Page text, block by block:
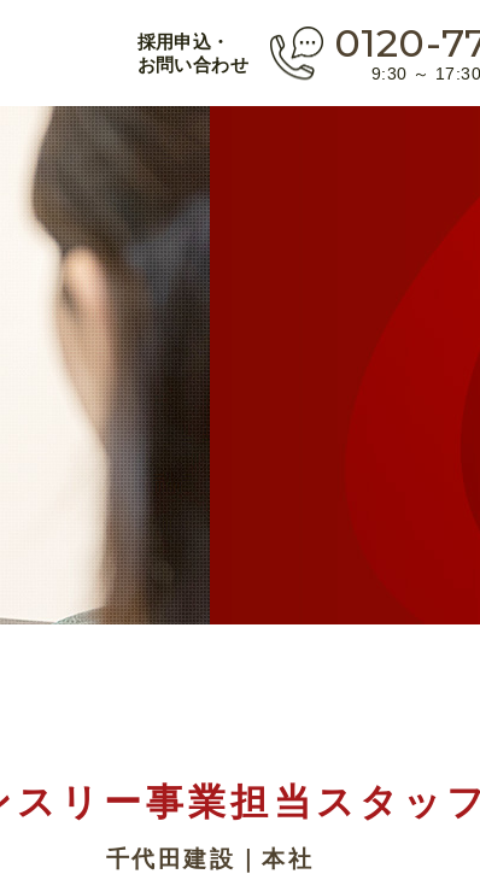
採用申込・
お問い合わせ
0120-
9:30 ～
スリー事業担当スタッ
千代田建設｜本社